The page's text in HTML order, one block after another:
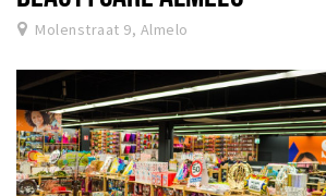
Molenstraat 9, Almelo